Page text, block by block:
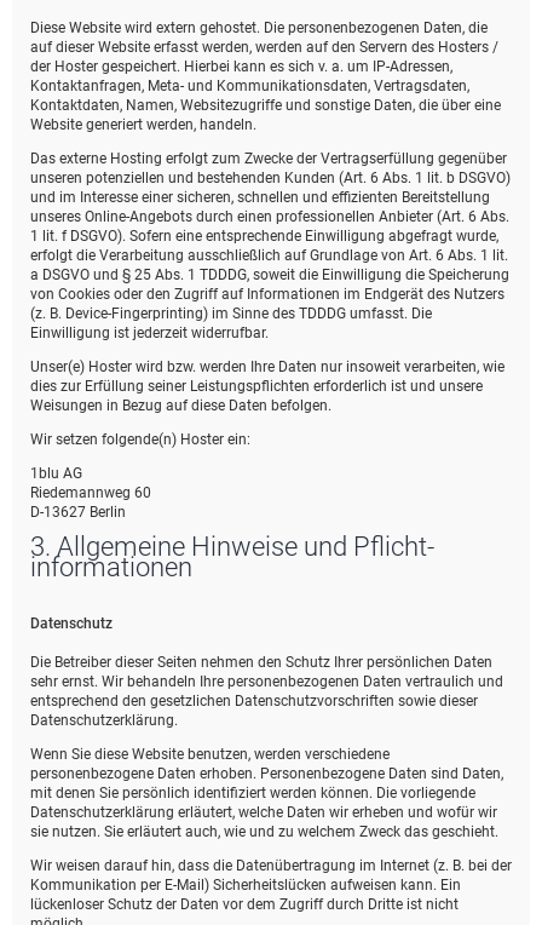
Diese Website wird extern gehostet. Die personenbezogenen Daten, die
auf dieser Website erfasst werden, werden auf den Servern des Hosters /
der Hoster gespeichert. Hierbei kann es sich v. a. um IP-Adressen,
Kontaktanfragen, Meta- und Kommunikationsdaten, Vertragsdaten,
Kontaktdaten, Namen, Websitezugriffe und sonstige Daten, die über eine
Website generiert werden, handeln.
Das externe Hosting erfolgt zum Zwecke der Vertragserfüllung gegenüber
unseren potenziellen und bestehenden Kunden (Art. 6 Abs. 1 lit. b DSGVO)
und im Interesse einer sicheren, schnellen und effizienten Bereitstellung
unseres Online-Angebots durch einen professionellen Anbieter (Art. 6 Abs.
1 lit. f DSGVO). Sofern eine entsprechende Einwilligung abgefragt wurde,
erfolgt die Verarbeitung ausschließlich auf Grundlage von Art. 6 Abs. 1 lit.
a DSGVO und § 25 Abs. 1 TDDDG, soweit die Einwilligung die Speicherung
von Cookies oder den Zugriff auf Informationen im Endgerät des Nutzers
(z. B. Device-Fingerprinting) im Sinne des TDDDG umfasst. Die
Einwilligung ist jederzeit widerrufbar.
Unser(e) Hoster wird bzw. werden Ihre Daten nur insoweit verarbeiten, wie
dies zur Erfüllung seiner Leistungspflichten erforderlich ist und unsere
Weisungen in Bezug auf diese Daten befolgen.
Wir setzen folgende(n) Hoster ein:
1blu AG
Riedemannweg 60
D-13627 Berlin
3. Allgemeine Hinweise und Pflicht­
informationen
Datenschutz
Die Betreiber dieser Seiten nehmen den Schutz Ihrer persönlichen Daten
sehr ernst. Wir behandeln Ihre personenbezogenen Daten vertraulich und
entsprechend den gesetzlichen Datenschutzvorschriften sowie dieser
Datenschutzerklärung.
Wenn Sie diese Website benutzen, werden verschiedene
personenbezogene Daten erhoben. Personenbezogene Daten sind Daten,
mit denen Sie persönlich identifiziert werden können. Die vorliegende
Datenschutzerklärung erläutert, welche Daten wir erheben und wofür wir
sie nutzen. Sie erläutert auch, wie und zu welchem Zweck das geschieht.
Wir weisen darauf hin, dass die Datenübertragung im Internet (z. B. bei der
Kommunikation per E-Mail) Sicherheitslücken aufweisen kann. Ein
lückenloser Schutz der Daten vor dem Zugriff durch Dritte ist nicht